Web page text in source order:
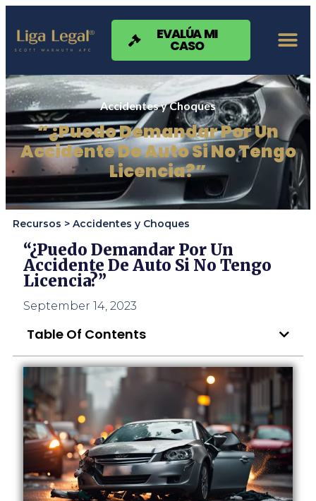
Nota:
sitio
web
sistema
de
accesibilidad.
EVALÚA MI
CASO
Accidentes y Choques
“¿Puedo Demandar Por Un
Accidente De Auto Si No Tengo
Licencia?”
Recursos > Accidentes y Choques
“¿Puedo Demandar Por Un
Accidente De Auto Si No Tengo
Licencia?”
September 14, 2023
Table Of Contents